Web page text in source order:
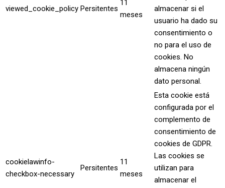
viewed_cookie_policy Persitentes
11
meses
almacenar si el
usuario ha dado su
consentimiento o
no para el uso de
cookies. No
almacena ningún
dato personal.
cookielawinfo-
checkbox-necessary
Persitentes
11
meses
Esta cookie está
configurada por el
complemento de
consentimiento de
cookies de GDPR.
Las cookies se
utilizan para
almacenar el